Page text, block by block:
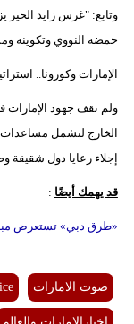
وتابع: "غرس زايد الخير
حمضه النووي وتكوينه
الإمارات وكورونا..
ولم تقف جهود الإمارات
الخارج لتشمل مساعدات
إجلاء رعايا دول شقيقة
قد يهمك أيضًا :
«طرق دبي» تستعرض
صوت الامارات